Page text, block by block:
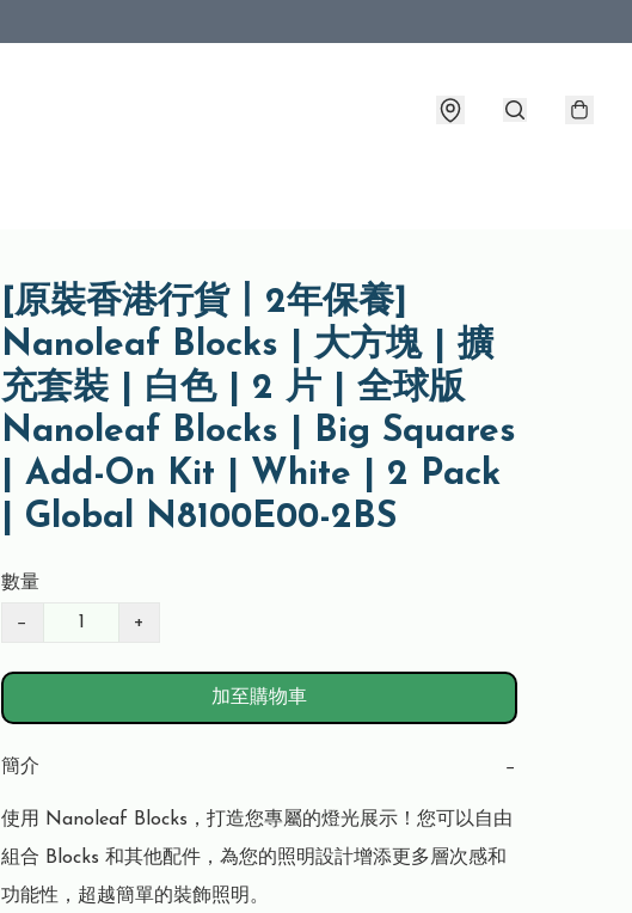
[原裝香港行貨丨2年保養]
Nanoleaf Blocks | 大方塊 | 擴
充套裝 | 白色 | 2 片 | 全球版
Nanoleaf Blocks | Big Squares
| Add-On Kit | White | 2 Pack
| Global N8100E00-2BS
數量
− +
加至購物車
簡介 −
使用 Nanoleaf Blocks，打造您專屬的燈光展示！您可以自由
組合 Blocks 和其他配件，為您的照明設計增添更多層次感和
功能性，超越簡單的裝飾照明。